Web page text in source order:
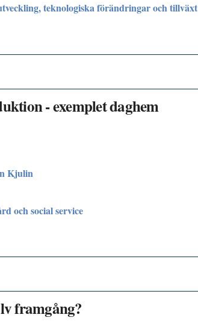
teknologiska förändringar och tillväxt
- exemplet daghem
Kjulin
och social service
framgång?